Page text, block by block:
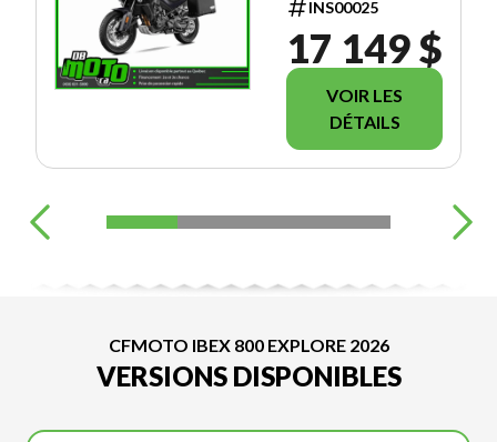
INS00025
17 149 $
VOIR LES
DÉTAILS
CFMOTO IBEX 800 EXPLORE 2026
VERSIONS DISPONIBLES